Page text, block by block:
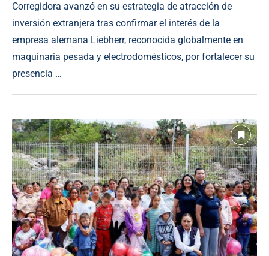
Corregidora avanzó en su estrategia de atracción de
inversión extranjera tras confirmar el interés de la
empresa alemana Liebherr, reconocida globalmente en
maquinaria pesada y electrodomésticos, por fortalecer su
presencia …